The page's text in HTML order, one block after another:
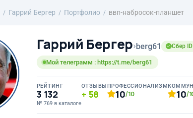
Гаррий Бергер Портфолио ввп-набросок-планшет
Гаррий Бергер›berg61 Сбер ID
Мой телеграмм : https://t.me/berg61
РЕЙТИНГ
3 132
№ 769 в каталоге
ОТЗЫВЫ
58
ПРОФЕССИОНАЛИЗМ
10/10 10/